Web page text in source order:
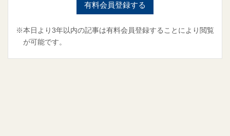
有料会員登録する
※本日より3年以内の記事は有料会員登録することにより閲覧
が可能です。